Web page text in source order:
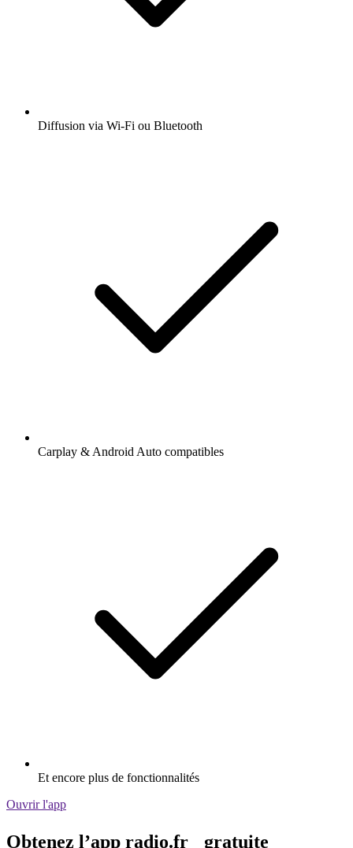
Diffusion via Wi-Fi ou Bluetooth
Carplay & Android Auto compatibles
Et encore plus de fonctionnalités
Ouvrir l'app
Obtenez l’app radio.fr gratuite